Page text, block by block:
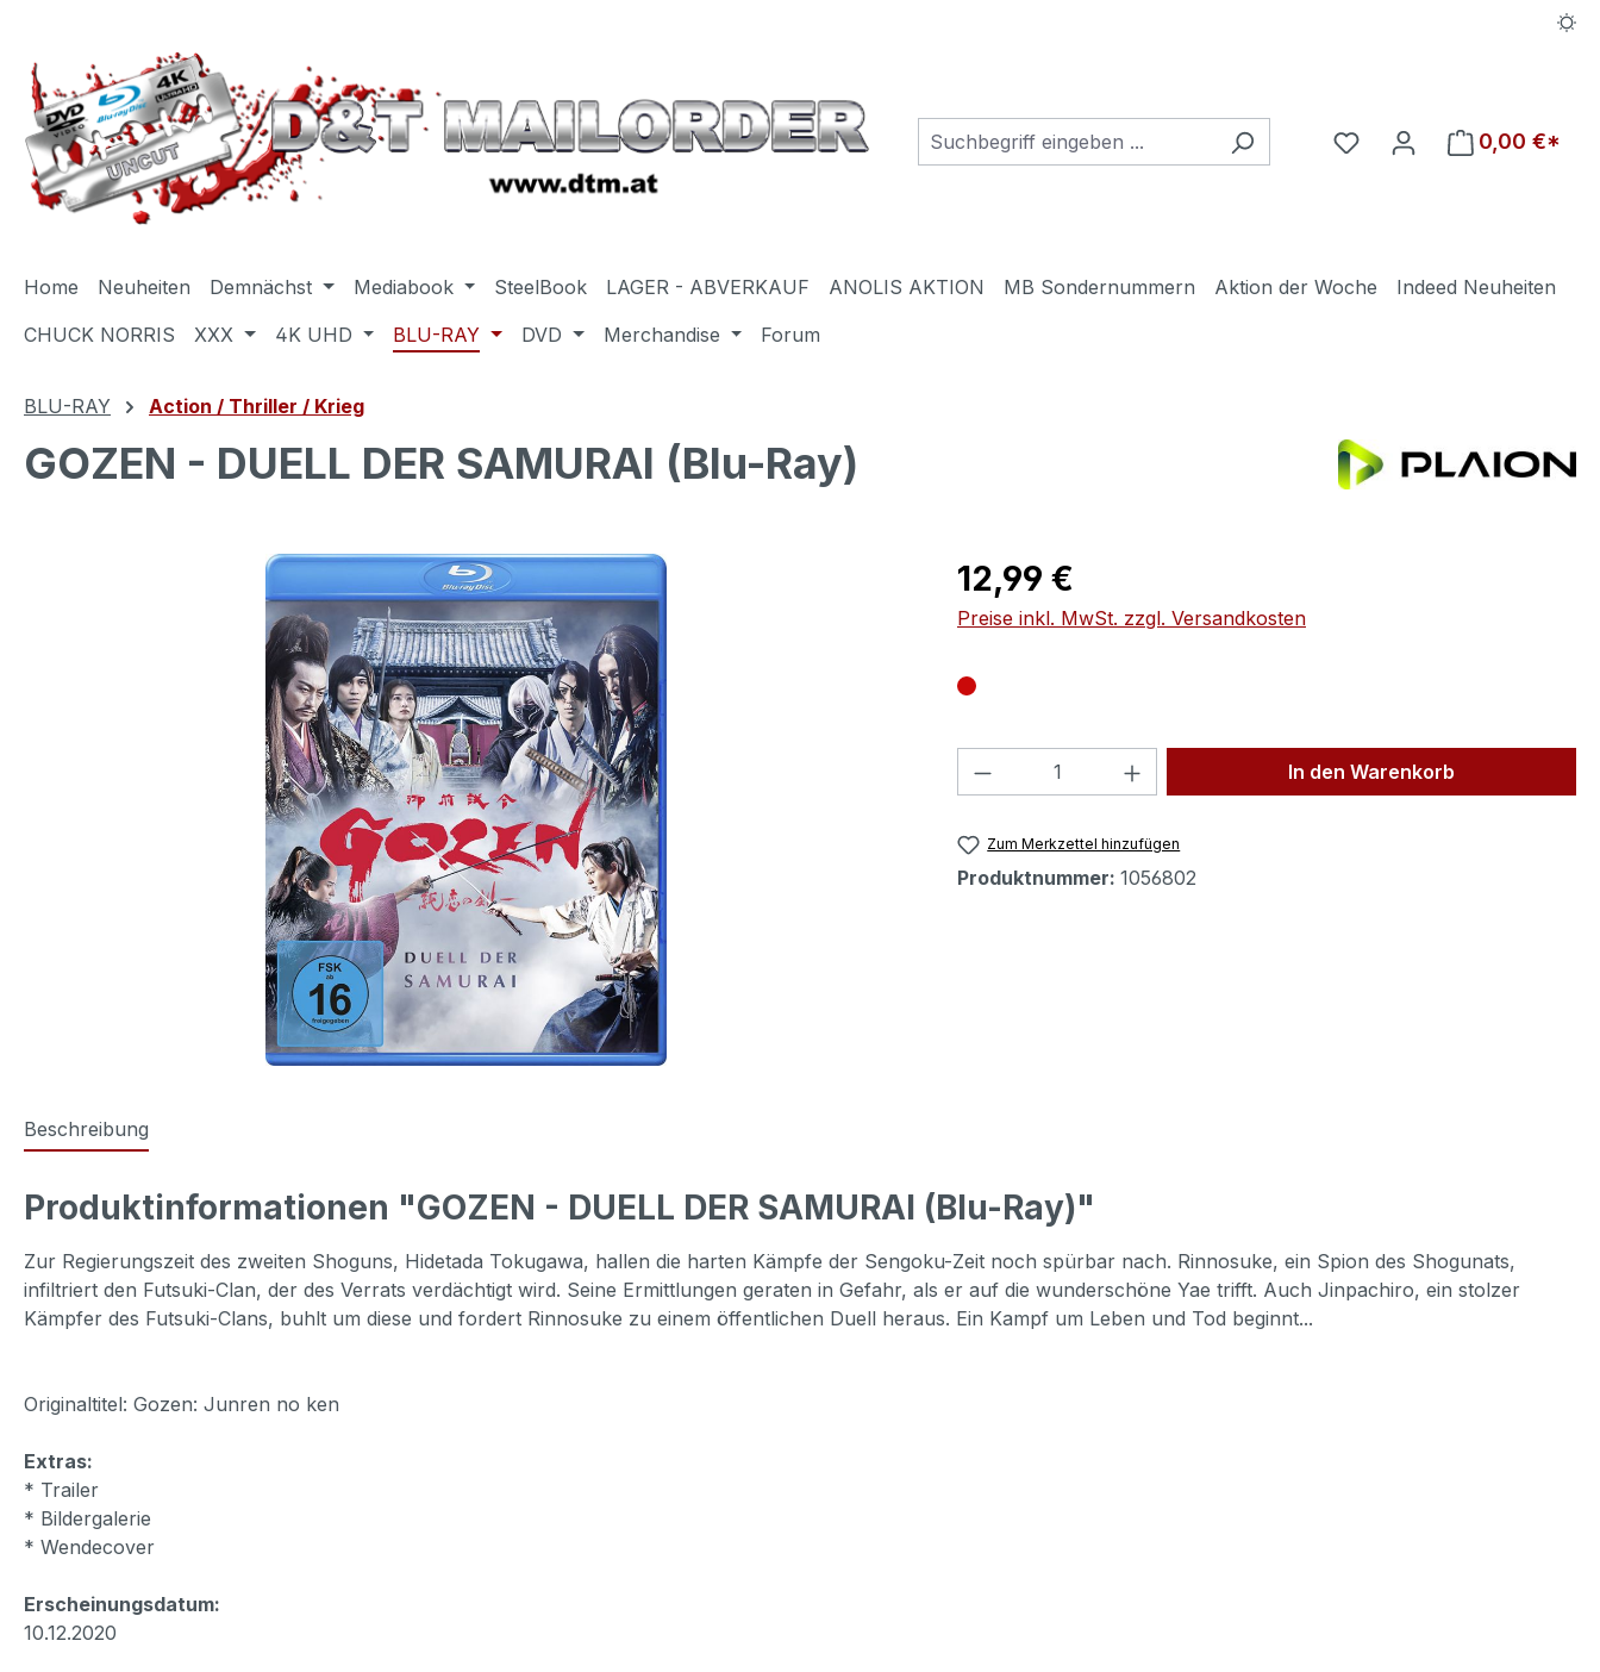
Du hast 0 Produkte auf
0,00 €*
Home Neuheiten Demnächst Mediabook SteelBook LAGER - ABVERKAUF ANOLIS AKTION MB Sondernummern Aktion der Woche
Indeed Neuheiten
CHUCK NORRIS
XXX 4K UHD BLU-RAY DVD Merchandise Forum
BLU-RAY Action / Thriller / Krieg
GOZEN - DUELL DER SAMURAI (Blu-Ray)
Regulärer Preis:
12,99 €
Preise inkl. MwSt. zzgl. Versandkosten
Produkt Anzahl: Gib den gewünschten Wert
In den Warenkorb
Zum Merkzettel hinzufügen
Produktnummer: 1056802
Beschreibung
Produktinformationen "GOZEN - DUELL DER SAMURAI (Blu-Ray)"
Zur Regierungszeit des zweiten Shoguns, Hidetada Tokugawa, hallen die harten Kämpfe der Sengoku-Zeit noch spürbar nach. Rinnosuke, ein Spion des Shogunats,
infiltriert den Futsuki-Clan, der des Verrats verdächtigt wird. Seine Ermittlungen geraten in Gefahr, als er auf die wunderschöne Yae trifft. Auch Jinpachiro, ein stolzer
Kämpfer des Futsuki-Clans, buhlt um diese und fordert Rinnosuke zu einem öffentlichen Duell heraus. Ein Kampf um Leben und Tod beginnt...
Originaltitel: Gozen: Junren no ken
Extras:
* Trailer
* Bildergalerie
* Wendecover
Erscheinungsdatum:
10.12.2020